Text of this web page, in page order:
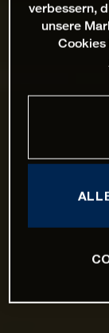
verbessern,
unsere
Cookies